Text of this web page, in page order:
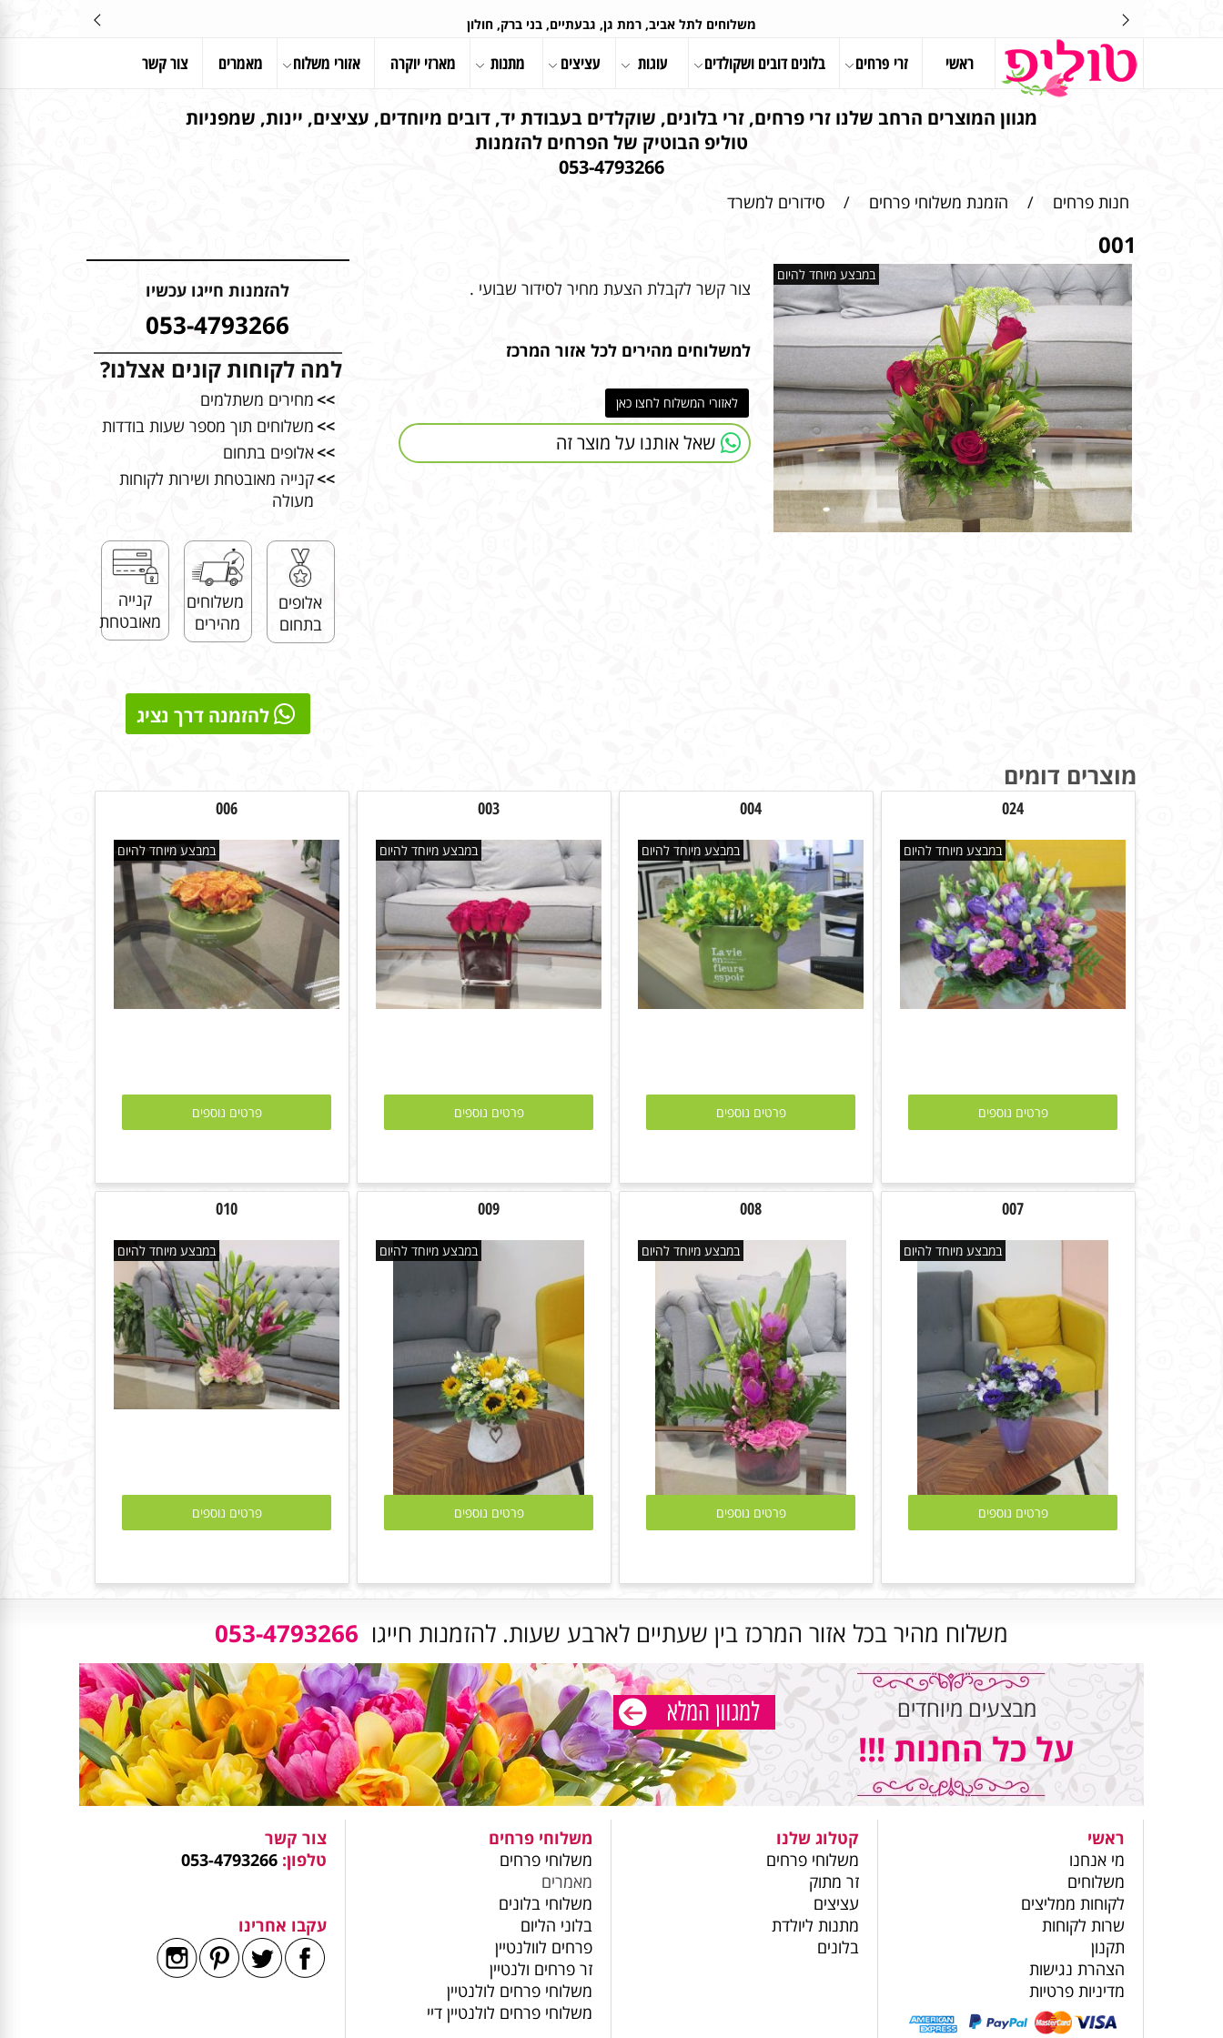
משלוחים לתל אביב, רמת גן, גבעתיים, בני ברק, חולון
ראשי זרי פרחים בלונים דובים ושקולדים עוגות עציצים מתנות מארזי יוקרה אזורי משלוח מאמרים צור קשר
מגוון המוצרים הרחב שלנו זרי פרחים, זרי בלונים, שוקלדים בעבודת יד, דובים מיוחדים, עציצים, יינות, שמפניות
טוליפ הבוטיק של הפרחים להזמנות
053-4793266
חנות פרחים / הזמנת משלוחי פרחים / סידורים למשרד
001
במבצע מיוחד להיום
צור קשר לקבלת הצעת מחיר לסידור שבועי .
למשלוחים מהירים לכל אזור המרכז
לאזורי המשלוח לחצו כאן
שאל אותנו על מוצר זה
להזמנות חייגו עכשיו
053-4793266
למה לקוחות קונים אצלנו?
>>מחירים משתלמים
>>משלוחים תוך מספר שעות בודדות
>>אלופים בתחום
>>קנייה מאובטחת ושירות לקוחות
מעולה
אלופים
בתחום
משלוחים
מהירים
קנייה
מאובטחת
להזמנה דרך נציג
מוצרים דומים
024
במבצע מיוחד להיום
פרטים נוספים
004
במבצע מיוחד להיום
פרטים נוספים
003
במבצע מיוחד להיום
פרטים נוספים
006
במבצע מיוחד להיום
פרטים נוספים
007
במבצע מיוחד להיום
פרטים נוספים
008
במבצע מיוחד להיום
פרטים נוספים
009
במבצע מיוחד להיום
פרטים נוספים
010
במבצע מיוחד להיום
פרטים נוספים
משלוח מהיר בכל אזור המרכז בין שעתיים לארבע שעות. להזמנות חייגו 053-4793266
מבצעים מיוחדים
על כל החנות !!!
ראשי
מי אנחנו
משלוחים
לקוחות ממליצים
שרות לקוחות
תקנון
הצהרת נגישות
מדיניות פרטיות
קטלוג שלנו
משלוחי פרחים
זר מתוק
עציצים
מתנות ליולדת
בלונים
משלוחי פרחים
משלוחי פרחים
מאמרים
משלוחי בלונים
בלוני הליום
פרחים לוולנטיין
זר פרחים ולנטיין
משלוחי פרחים לולנטיין
משלוחי פרחים לולנטיין דיי
צור קשר
טלפון:053-4793266
עקבו אחרינו